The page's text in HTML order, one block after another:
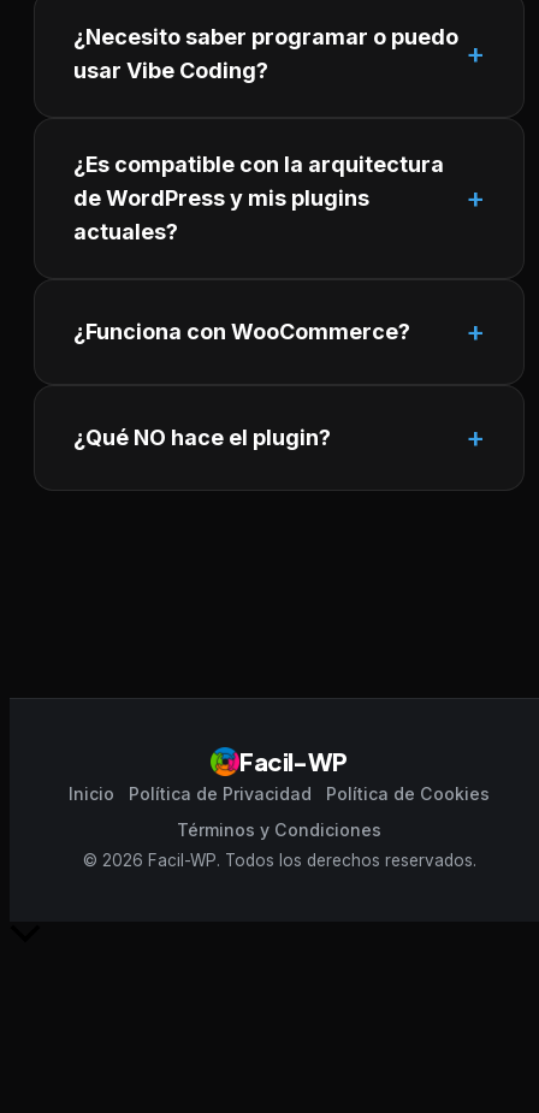
¿Necesito saber programar o puedo
usar Vibe Coding?
¿Es compatible con la arquitectura
de WordPress y mis plugins
actuales?
¿Funciona con WooCommerce?
¿Qué NO hace el plugin?
Facil-WP
Inicio Política de Privacidad
Política de Cookies
Términos y Condiciones
© 2026 Facil-WP. Todos los derechos reservados.